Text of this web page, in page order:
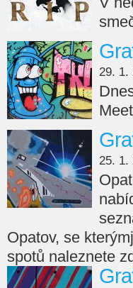
29. 1.
25. 1.
Opatov, se
spotů naleznete